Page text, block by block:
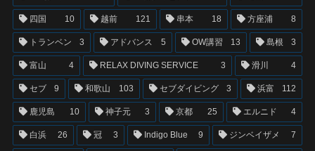
四国 10 越前 121 串本 18 方座浦 8
トランベン 3 アドバンス 5 OW講習 13 島根 3
富山 4 RELAX DIVING SERVICE 3 滑川 4
セブ 9 和歌山 103 セブダイビング 3 浜富 112
鹿児島 10 神子元 3 京都 25 エルニド 4
白浜 26 冠 3 Indigo Blue 9 ジンベイザメ 7